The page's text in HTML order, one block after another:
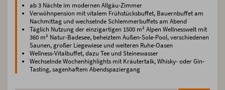
ab 3 Nächte im modernen Allgäu-Zimmer
Verwöhnpension mit vitalem Frühstücksbuffet, Bauernbuffet am
Nachmittag und wechselnde Schlemmerbuffets am Abend
Täglich Nutzung der einzigartigen 1500 m² Alpen Wellnesswelt mit
360 m² Natur-Badesee, beheiztem Außen-Sole-Pool, verschiedenen
Saunen, großer Liegewiese und weiteren Ruhe-Oasen
Wellness-Vitalbuffet, dazu Tee und Steinewasser
Wechselnde Wochenhighlights mit Kräutertalk, Whisky- oder Gin-
Tasting, sagenhaftem Abendspaziergang